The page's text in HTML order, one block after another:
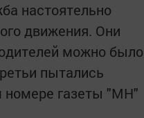
настоятельно
движения. Они
можно было
пытались
номере газеты "МН"